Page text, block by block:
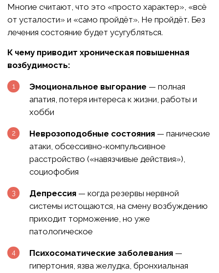
Многие считают, что это «просто характер», «всё
от усталости» и «само пройдёт». Не пройдёт. Без
лечения состояние будет усугубляться.
К чему приводит хроническая повышенная
возбудимость:
Эмоциональное выгорание — полная
апатия, потеря интереса к жизни, работы и
хобби
Неврозоподобные состояния — панические
атаки, обсессивно-компульсивное
расстройство («навязчивые действия»),
социофобия
Депрессия — когда резервы нервной
системы истощаются, на смену возбуждению
приходит торможение, но уже
патологическое
Психосоматические заболевания —
гипертония, язва желудка, бронхиальная